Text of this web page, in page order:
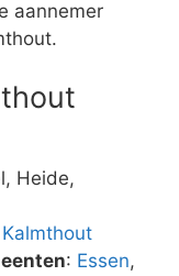
aannemer
Heide,
: Essen,